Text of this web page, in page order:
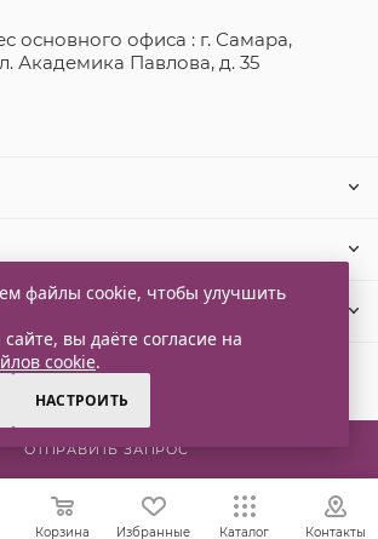
ОТПРАВИТЬ ЗАПРОС
основного офиса : г. Самара,
Академика Павлова, д. 35
файлы cookie, чтобы улучшить
вы даёте согласие на
cookie.
НАСТРОИТЬ
Корзина Избранные Каталог Контакты